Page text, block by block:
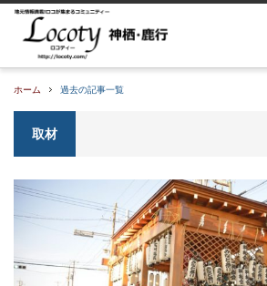
ホーム 過去の記事一覧
取材